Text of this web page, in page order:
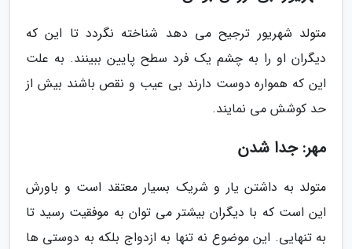
متولد شهریور ترجیح می دهد شناخته نگردد تا این که
دیگران او را به چشم یک فرد سطح پایین ببینند. به علت
این که همواره دوست دارند بی عیب و نقص باشند بیش از
حد کوشش می نمایند.
مهر: جدا شدن
متولد به داشتن یار و شریک بسیار معتقد است و باورش
این است که با دیگران بیشتر می توان به موفقیت رسید تا
به تنهایی. این موضوع نه تنها به ازدواج بلکه به دوستی ها